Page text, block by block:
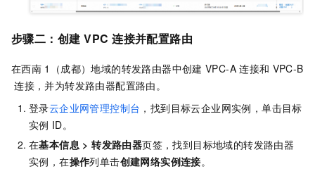
步骤二：创建 VPC 连接并配置路由
在西南 1（成都）地域的转发路由器中创建 VPC-A 连接和 VPC-B
连接，并为转发路由器配置路由。
登录云企业网管理控制台 ， 找到目标云企业网实例，单击目标
实例 ID。
在基本信息 >转发路由器页签，找到目标地域的转发路由器
实例，在操作列单击创建网络实例连接。